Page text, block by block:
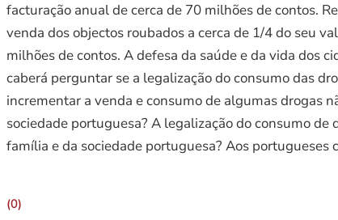
facturação anual de cerca de 70 milhões de contos.
venda dos objectos roubados a cerca de 1/4 do seu
milhões de contos. A defesa da saúde e da vida dos
caberá perguntar se a legalização do consumo das
incrementar a venda e consumo de algumas drogas
sociedade portuguesa? A legalização do consumo
família e da sociedade portuguesa? Aos portugueses
(0)